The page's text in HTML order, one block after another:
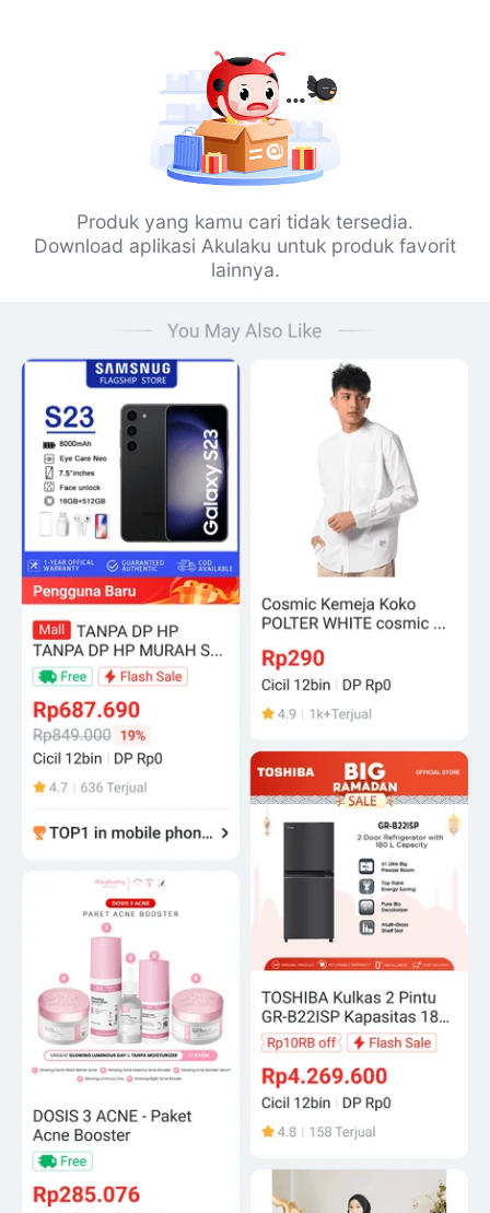
Produk yang kamu cari tidak tersedia.
Download aplikasi Akulaku untuk produk favorit
lainnya.